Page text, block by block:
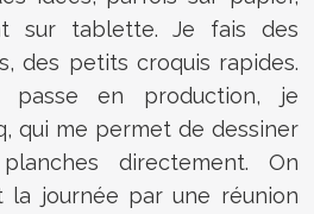
sur tablette. Je fais des
des petits croquis rapides.
passe en production, je
qui me permet de dessiner
directement. On
la journée par une réunion